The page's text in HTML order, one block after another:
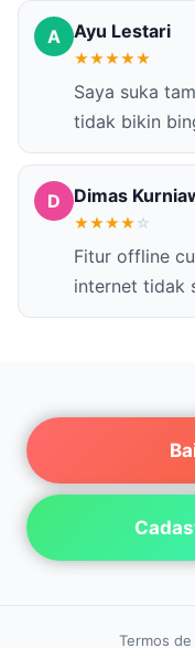
A Ayu Lestari
★★★★★
Saya suka
tidak bikin
D Dimas
★★★★☆
Fitur offline
internet tidak
Termos de